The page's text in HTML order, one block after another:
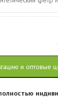
и оптовые